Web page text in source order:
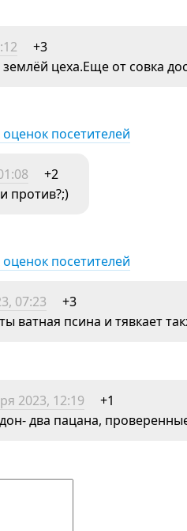
+3
цеха.Еще от совка
посетителей
+2
против?;)
посетителей
07:23
+3
ватная псина и тявкает
2023, 12:19
+1
два пацана,